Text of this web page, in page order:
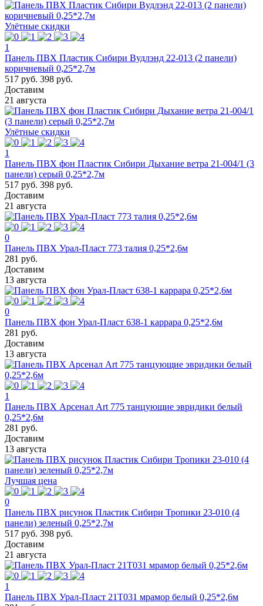
Улётные скидки
1
Панель ПВХ Пластик Сибири Вудлэнд 22-013 (2 панели)
коричневый 0,25*2,7м
517 руб. 398 руб.
Доставим
21 августа
Улётные скидки
1
Панель ПВХ фон Пластик Сибири Дыхание ветра 21-004/1 (3
панели) серый 0,25*2,7м
517 руб. 398 руб.
Доставим
21 августа
0
Панель ПВХ Урал-Пласт 773 талия 0,25*2,6м
281 руб.
Доставим
13 августа
0
Панель ПВХ фон Урал-Пласт 638-1 каррара 0,25*2,6м
281 руб.
Доставим
13 августа
1
Панель ПВХ Арсенал Art 775 танцующие эвридики белый
0,25*2,6м
281 руб.
Доставим
13 августа
Лучшая цена
0
Панель ПВХ рисунок Пластик Сибири Тропики 23-010 (4
панели) зеленый 0,25*2,7м
517 руб. 398 руб.
Доставим
21 августа
1
Панель ПВХ Урал-Пласт 21Т031 мрамор белый 0,25*2,6м